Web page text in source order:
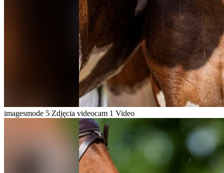
imagesmode 5 Zdjęcia videocam 1 Video